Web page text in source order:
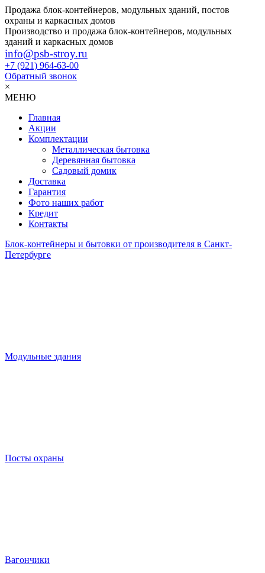
Продажа блок-контейнеров, модульных зданий, постов
охраны и каркасных домов
Производство и продажа блок-контейнеров, модульных
зданий и каркасных домов
info@psb-stroy.ru
+7 (921) 964-63-00
Обратный звонок
×
МЕНЮ
Главная
Акции
Комплектации
Металлическая бытовка
Деревянная бытовка
Садовый домик
Доставка
Гарантия
Фото наших работ
Кредит
Контакты
Блок-контейнеры и бытовки от производителя в Санкт-
Петербурге
Модульные здания
Посты охраны
Вагончики